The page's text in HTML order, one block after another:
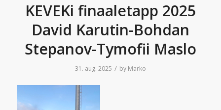
KEVEKi finaaletapp 2025
David Karutin-Bohdan
Stepanov-Tymofii Maslo
31. aug. 2025 / by Marko